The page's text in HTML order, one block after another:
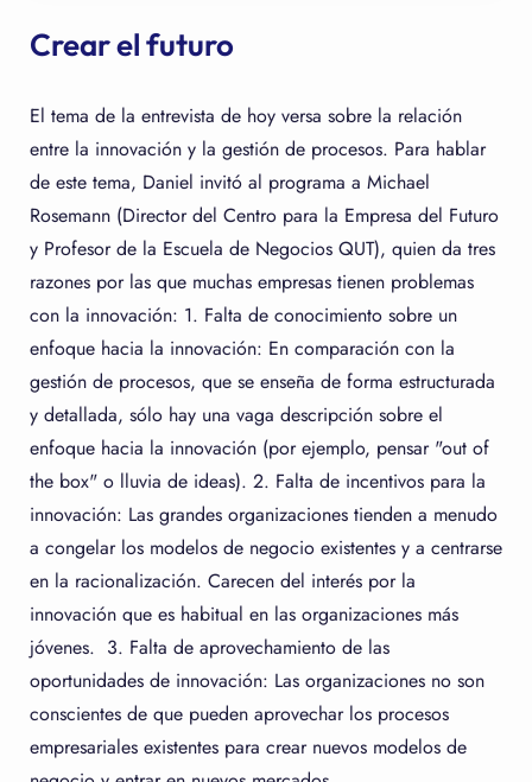
Crear el futuro
El tema de la entrevista de hoy versa sobre la relación
entre la innovación y la gestión de procesos. Para hablar
de este tema, Daniel invitó al programa a Michael
Rosemann (Director del Centro para la Empresa del Futuro
y Profesor de la Escuela de Negocios QUT), quien da tres
razones por las que muchas empresas tienen problemas
con la innovación: 1. Falta de conocimiento sobre un
enfoque hacia la innovación: En comparación con la
gestión de procesos, que se enseña de forma estructurada
y detallada, sólo hay una vaga descripción sobre el
enfoque hacia la innovación (por ejemplo, pensar "out of
the box" o lluvia de ideas). 2. Falta de incentivos para la
innovación: Las grandes organizaciones tienden a menudo
a congelar los modelos de negocio existentes y a centrarse
en la racionalización. Carecen del interés por la
innovación que es habitual en las organizaciones más
jóvenes. 3. Falta de aprovechamiento de las
oportunidades de innovación: Las organizaciones no son
conscientes de que pueden aprovechar los procesos
empresariales existentes para crear nuevos modelos de